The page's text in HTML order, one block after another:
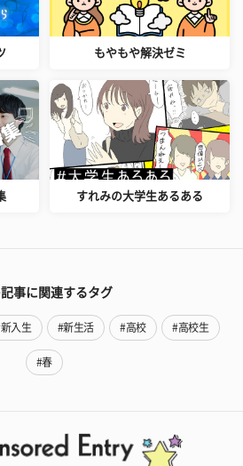
もやもや解決ゼミ
すれみの大学生あるある
記事に関連するタグ
入生 #新生活 #高校 #高校生
#春